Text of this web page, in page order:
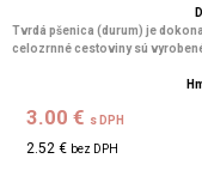
Tvrdá pšenica (durum) je
celozrnné cestoviny sú
3.00 € s DPH
2.52 € bez DPH